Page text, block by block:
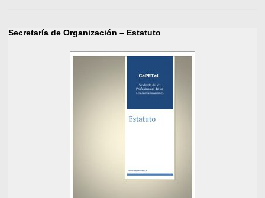
Secretaría de Organización – Estatuto